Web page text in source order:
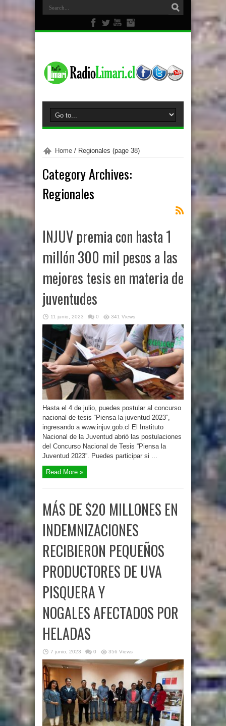
Home / Regionales (page 38)
Category Archives:
Regionales
INJUV premia con hasta 1
millón 300 mil pesos a las
mejores tesis en materia de
juventudes
11 junio, 2023 0 341 Views
Hasta el 4 de julio, puedes postular al concurso
nacional de tesis “Piensa la juventud 2023”,
ingresando a www.injuv.gob.cl El Instituto
Nacional de la Juventud abrió las postulaciones
del Concurso Nacional de Tesis “Piensa la
Juventud 2023”. Puedes participar si ...
Read More »
MÁS DE $20 MILLONES EN
INDEMNIZACIONES
RECIBIERON PEQUEÑOS
PRODUCTORES DE UVA
PISQUERA Y
NOGALES AFECTADOS POR
HELADAS
7 junio, 2023 0 356 Views